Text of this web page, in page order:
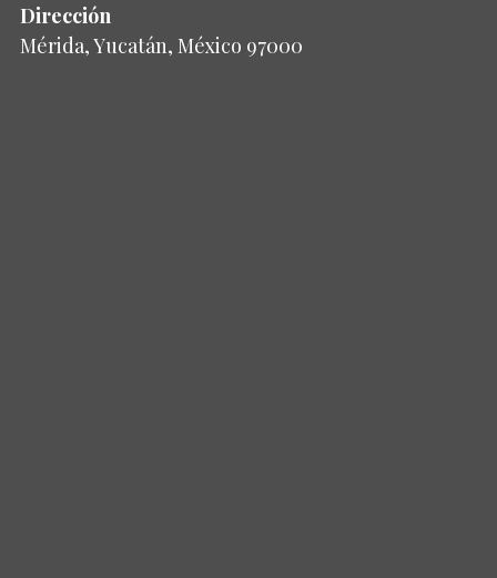
Dirección
Mérida, Yucatán, México 97000